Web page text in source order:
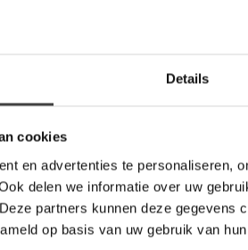
Details
cookies
en advertenties te personaliseren,
delen we informatie over uw
partners kunnen deze gegevens
op basis van uw gebruik van
Bekijk dan de klantenservice
vragen. Staat jouw vraag er niet
met ons kunt opnemen.